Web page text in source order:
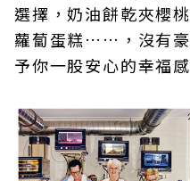
選擇，奶油餅乾夾櫻
蘿蔔蛋糕……，沒有豪
予你一股安心的幸福感